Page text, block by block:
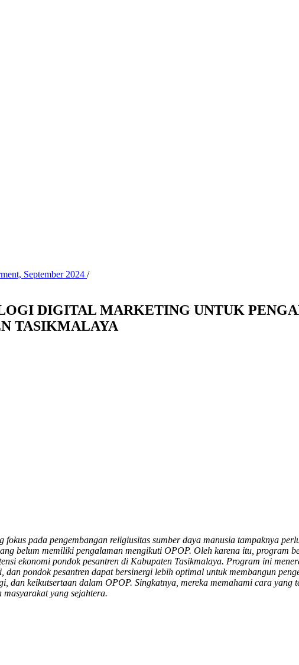
September 2024 /
DIGITAL MARKETING UNTUK
TASIKMALAYA
pada pengembangan religiusitas sumber daya manusia tampaknya
belum memiliki pengalaman mengikuti OPOP. Oleh karena itu, program
ekonomi pondok pesantren di Kabupaten Tasikmalaya. Program ini
pondok pesantren dapat bersinergi lebih optimal untuk membangun
dan keikutsertaan dalam OPOP. Singkatnya, mereka memahami cara yang
yang sejahtera.